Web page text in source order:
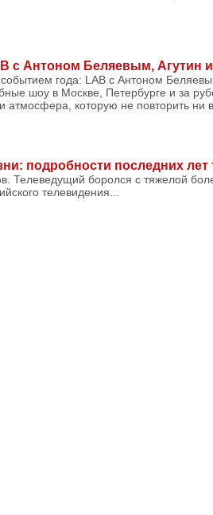
с Антоном Беляевым, Агутин
года: LAB с Антоном
шоу в Москве, Петербурге и за
которую не повторить ни
подробности последних лет
Телеведущий боролся с тяжелой
телевидения...